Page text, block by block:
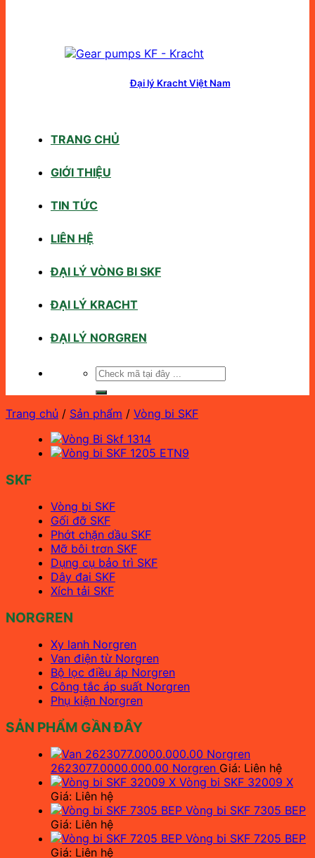
Đại lý Kracht Việt Nam
TRANG CHỦ
GIỚI THIỆU
TIN TỨC
LIÊN HỆ
ĐẠI LÝ VÒNG BI SKF
ĐẠI LÝ KRACHT
ĐẠI LÝ NORGREN
Tìm
Trang chủ / Sản phẩm / Vòng bi SKF
SKF
Vòng bi SKF
Gối đỡ SKF
Phớt chặn dầu SKF
Mỡ bôi trơn SKF
Dụng cụ bảo trì SKF
Dây đai SKF
Xích tải SKF
NORGREN
Xy lanh Norgren
Van điện từ Norgren
Bộ lọc điều áp Norgren
Công tắc áp suất Norgren
Phụ kiện Norgren
SẢN PHẨM GẦN ĐÂY
2623077.0000.000.00 Norgren Giá: Liên hệ
Vòng bi SKF 32009 X
Giá: Liên hệ
Vòng bi SKF 7305 BEP
Giá: Liên hệ
Vòng bi SKF 7205 BEP
Giá: Liên hệ